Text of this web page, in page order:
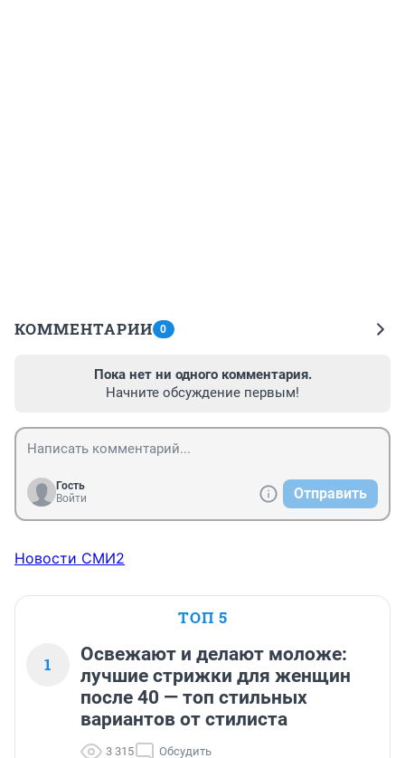
КОММЕНТАРИИ 0
Пока нет ни одного комментария.
Начните обсуждение первым!
Гость
Войти
Отправить
Новости СМИ2
ТОП 5
1
Освежают и делают моложе:
лучшие стрижки для женщин
после 40 — топ стильных
вариантов от стилиста
3 315 Обсудить